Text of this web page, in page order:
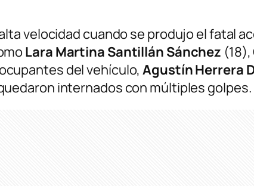
velocidad cuando se produjo el fatal
Lara Martina Santillán Sánchez (18),
del vehículo,Agustín Herrera
internados con múltiples golpes.